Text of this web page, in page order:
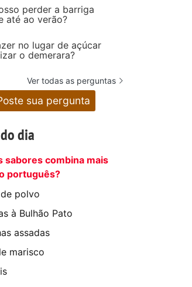
Merendeiras
bolinho
perder a barriga
até ao verão?
no lugar de açúcar
o demerara?
Ver todas as perguntas
sua pergunta
dia
sabores combina mais
português?
polvo
à Bulhão Pato
assadas
marisco